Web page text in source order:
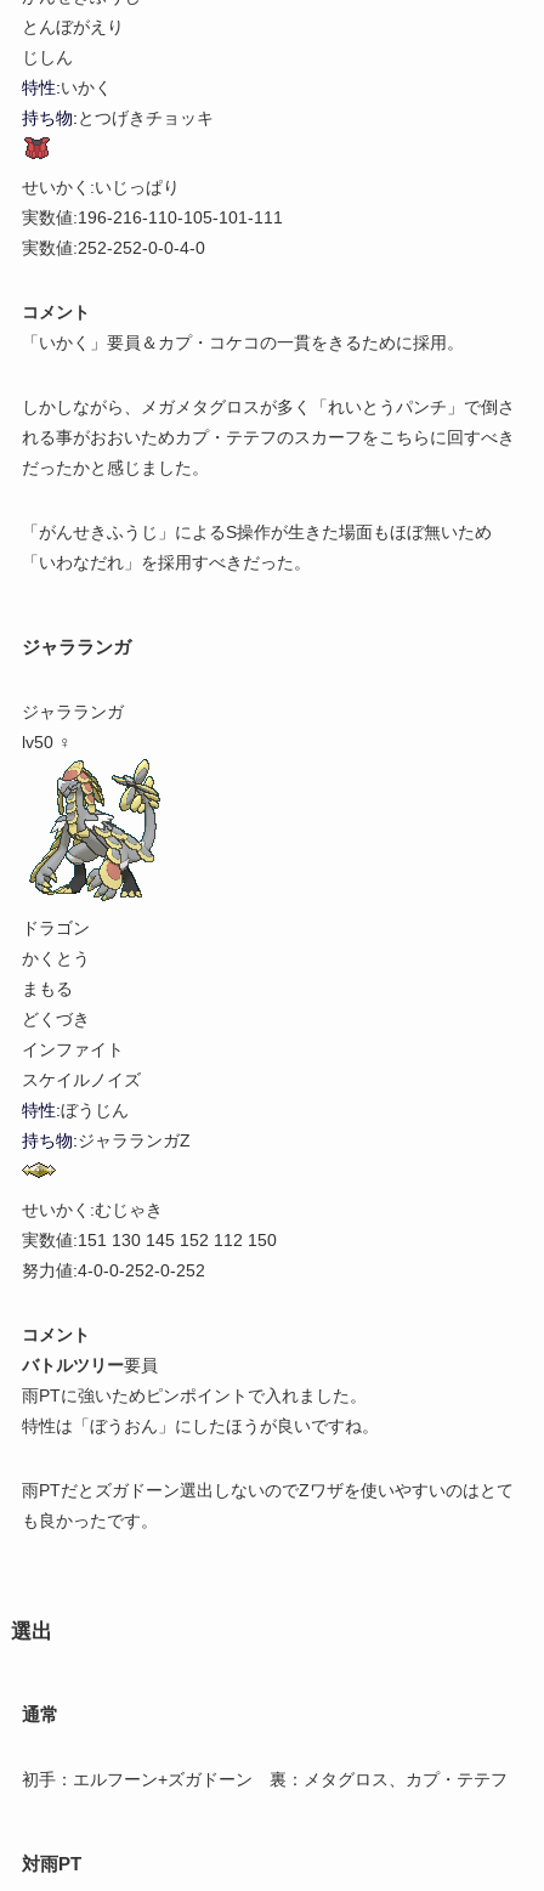
とんぼがえり
じしん
特性:いかく
持ち物:とつげきチョッキ
せいかく:いじっぱり
実数値:196-216-110-105-101-111
実数値:252-252-0-0-4-0
コメント
「いかく」要員＆カプ・コケコの一貫をきるために採用。
しかしながら、メガメタグロスが多く「れいとうパンチ」で倒さ
れる事がおおいためカプ・テテフのスカーフをこちらに回すべき
だったかと感じました。
「がんせきふうじ」によるS操作が生きた場面もほぼ無いため
「いわなだれ」を採用すべきだった。
ジャラランガ
ジャラランガ
lv50 ♀
ドラゴン
かくとう
まもる
どくづき
インファイト
スケイルノイズ
特性:ぼうじん
持ち物:ジャラランガZ
せいかく:むじゃき
実数値:151 130 145 152 112 150
努力値:4-0-0-252-0-252
コメント
バトルツリー要員
雨PTに強いためピンポイントで入れました。
特性は「ぼうおん」にしたほうが良いですね。
雨PTだとズガドーン選出しないのでZワザを使いやすいのはとて
も良かったです。
選出
通常
初手：エルフーン+ズガドーン 裏：メタグロス、カプ・テテフ
対雨PT